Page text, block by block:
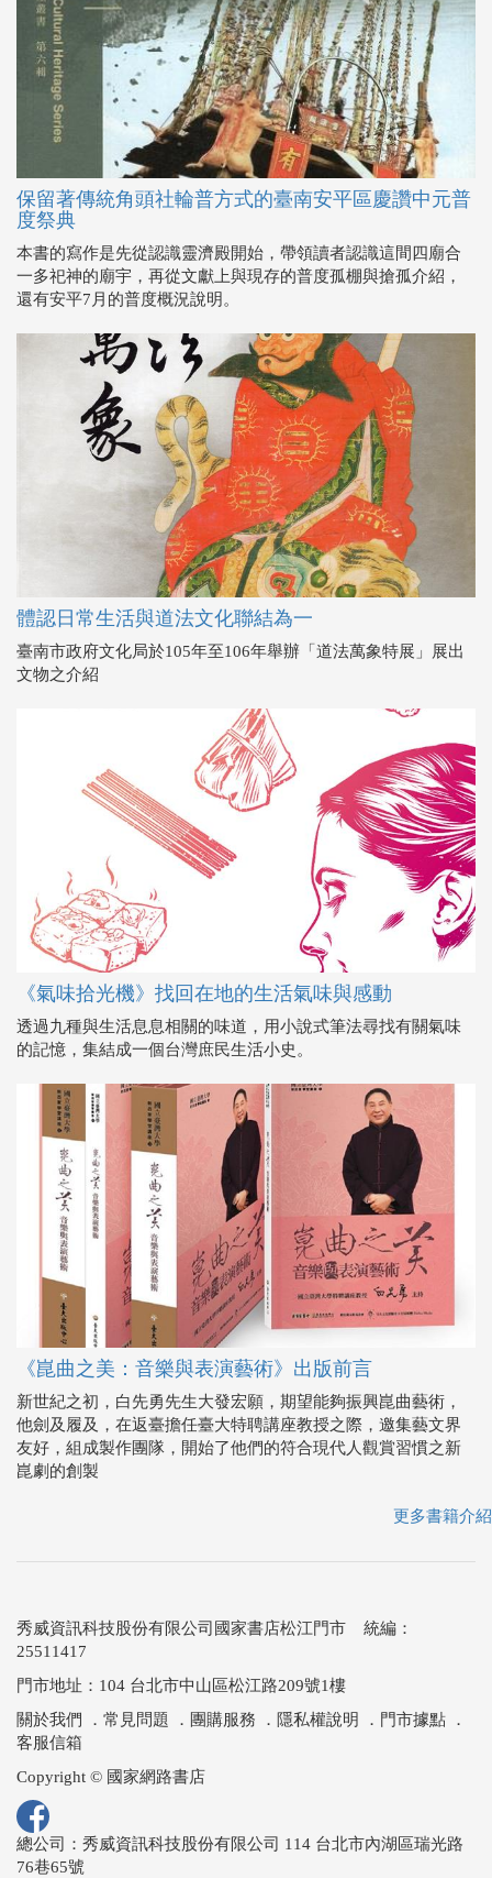
保留著傳統角頭社輪普方式的臺南安平區慶讚中元普
度祭典
本書的寫作是先從認識靈濟殿開始，帶領讀者認識這間四廟合
一多祀神的廟宇，再從文獻上與現存的普度孤棚與搶孤介紹，
還有安平7月的普度概況說明。
體認日常生活與道法文化聯結為一
臺南市政府文化局於105年至106年舉辦「道法萬象特展」展出
文物之介紹
《氣味拾光機》找回在地的生活氣味與感動
透過九種與生活息息相關的味道，用小說式筆法尋找有關氣味
的記憶，集結成一個台灣庶民生活小史。
《崑曲之美：音樂與表演藝術》出版前言
新世紀之初，白先勇先生大發宏願，期望能夠振興崑曲藝術，
他劍及履及，在返臺擔任臺大特聘講座教授之際，邀集藝文界
友好，組成製作團隊，開始了他們的符合現代人觀賞習慣之新
崑劇的創製
更多書籍介紹
秀威資訊科技股份有限公司國家書店松江門市 統編：
25511417
門市地址：104 台北市中山區松江路209號1樓
關於我們
． 常見問題 ． 團購服務 ． 隱私權說明 ． 門市據點 ．
客服信箱
Copyright © 國家網路書店
總公司：秀威資訊科技股份有限公司 114 台北市內湖區瑞光路
76巷65號